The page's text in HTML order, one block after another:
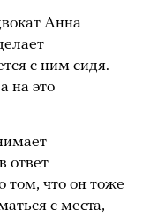
Анна
с ним сидя.
на это
ответ
том, что он тоже
с места,